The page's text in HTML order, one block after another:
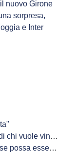
nuovo Girone
sorpresa,
e Inter
vuole vincere"
spot per il futuro"